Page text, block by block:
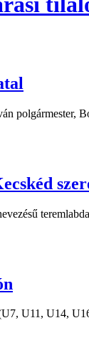
polgármester,
U11, U14,